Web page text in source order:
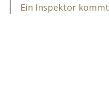
Ein Inspektor kommt